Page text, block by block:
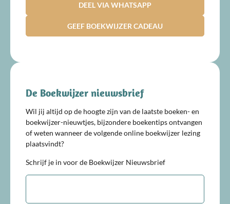
DEEL VIA WHATSAPP
GEEF BOEKWIJZER CADEAU
De Boekwijzer nieuwsbrief
Wil jij altijd op de hoogte zijn van de laatste boeken- en
boekwijzer-nieuwtjes, bijzondere boekentips ontvangen
of weten wanneer de volgende online boekwijzer lezing
plaatsvindt?
Schrijf je in voor de Boekwijzer Nieuwsbrief
E-